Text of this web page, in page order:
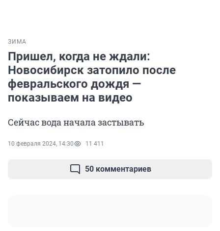
ЗИМА
Пришел, когда не ждали:
Новосибирск затопило после
февральского дождя —
показываем на видео
Сейчас вода начала застывать
10 февраля 2024, 14:30 11 411
50 комментариев